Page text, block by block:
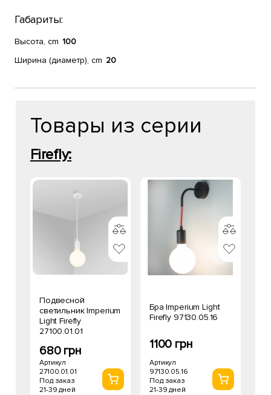
Габариты:
Высота, cm 100
Ширина (диаметр), cm 20
Товары из серии
Firefly:
Подвесной
светильник Imperium
Light Firefly
27100.01.01
680 грн
Артикул
27100.01.01
Под заказ
21-39 дней
Бра Imperium Light
Firefly 97130.05.16
1100 грн
Артикул
97130.05.16
Под заказ
21-39 дней